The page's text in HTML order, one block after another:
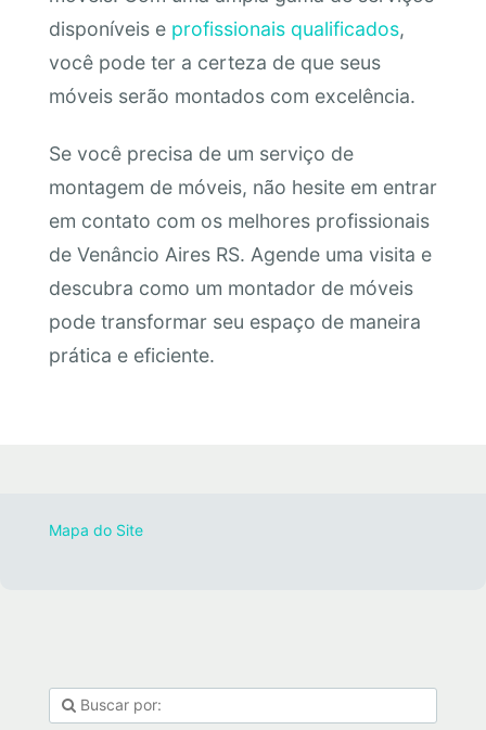
disponíveis e profissionais qualificados,
você pode ter a certeza de que seus
móveis serão montados com excelência.
Se você precisa de um serviço de
montagem de móveis, não hesite em entrar
em contato com os melhores profissionais
de Venâncio Aires RS. Agende uma visita e
descubra como um montador de móveis
pode transformar seu espaço de maneira
prática e eficiente.
Mapa do Site